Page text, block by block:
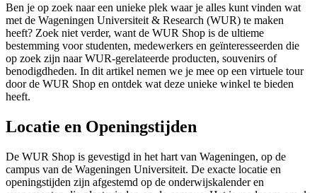
Ben je op zoek naar een unieke plek waar je alles kunt vinden wat
met de Wageningen Universiteit & Research (WUR) te maken
heeft? Zoek niet verder, want de WUR Shop is de ultieme
bestemming voor studenten, medewerkers en geïnteresseerden die
op zoek zijn naar WUR-gerelateerde producten, souvenirs of
benodigdheden. In dit artikel nemen we je mee op een virtuele tour
door de WUR Shop en ontdek wat deze unieke winkel te bieden
heeft.
Locatie en Openingstijden
De WUR Shop is gevestigd in het hart van Wageningen, op de
campus van de Wageningen Universiteit. De exacte locatie en
openingstijden zijn afgestemd op de onderwijskalender en